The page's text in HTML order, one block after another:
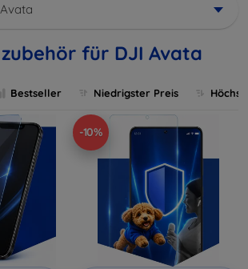
für DJI Avata
Bestseller Niedrigster Preis
-10%